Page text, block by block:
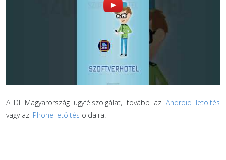
ALDI Magyarország ügyfélszolgálat, tovább az Android letöltés
vagy az iPhone letöltés oldalra.